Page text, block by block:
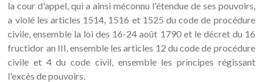
la cour d'appel, qui a ainsi méconnu l'étendue de ses pouvoirs,
a violé les articles 1514, 1516 et 1525 du code de procédure
civile, ensemble la loi des 16-24 août 1790 et le décret du 16
fructidor an III, ensemble les articles 12 du code de procédure
civile et 4 du code civil, ensemble les principes régissant
l'excès de pouvoirs.